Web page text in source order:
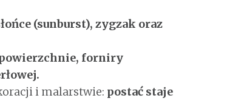
(sunburst), zygzak oraz
forniry
i malarstwie: postać staje